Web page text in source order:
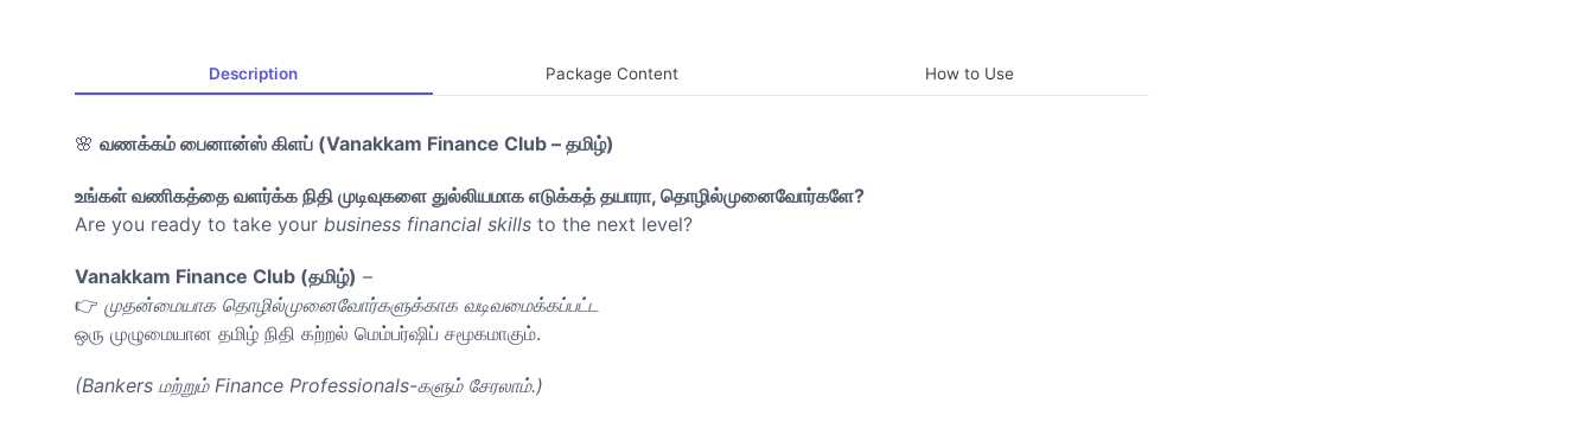
Description Package Content How to Use
🌸 வணக்கம் பைனான்ஸ் கிளப் (Vanakkam Finance Club – தமிழ்)
உங்கள் வணிகத்தை வளர்க்க நிதி முடிவுகளை துல்லியமாக எடுக்கத் தயாரா, தொழில்முனைவோர்களே?
Are you ready to take your business financial skills to the next level?
Vanakkam Finance Club (தமிழ்) –
👉 முதன்மையாக தொழில்முனைவோர்களுக்காக வடிவமைக்கப்பட்ட
ஒரு முழுமையான தமிழ் நிதி கற்றல் மெம்பர்ஷிப் சமூகமாகும்.
(Bankers மற்றும் Finance Professionals-களும் சேரலாம்.)